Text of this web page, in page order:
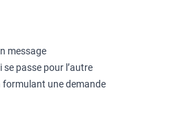
message
passe pour l’autre
formulant une demande